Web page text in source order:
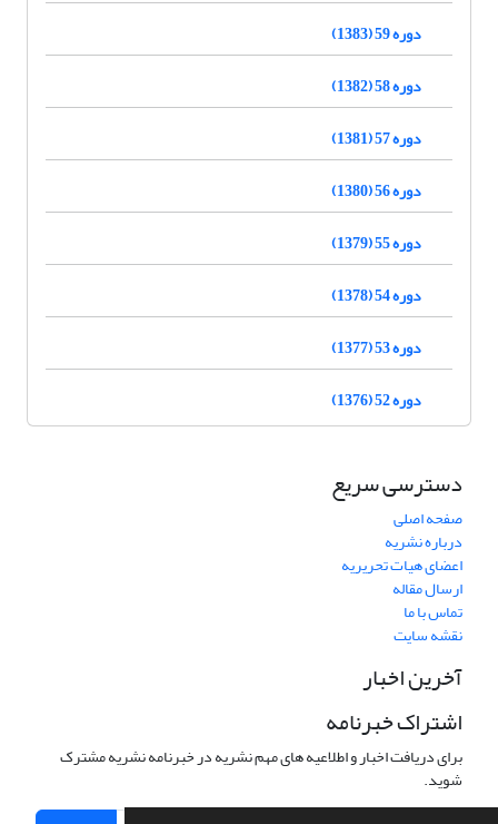
دوره 59 (1383)
دوره 58 (1382)
دوره 57 (1381)
دوره 56 (1380)
دوره 55 (1379)
دوره 54 (1378)
دوره 53 (1377)
دوره 52 (1376)
دسترسی سریع
صفحه اصلی
درباره نشریه
اعضای هیات تحریریه
ارسال مقاله
تماس با ما
نقشه سایت
آخرین اخبار
اشتراک خبرنامه
برای دریافت اخبار و اطلاعیه های مهم نشریه در خبرنامه نشریه مشترک
شوید.